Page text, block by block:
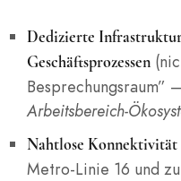
Dedizierte
Geschäftsprozessen
Besprechungsraum”
Arbeitsbereich-
Nahtlose Konnektivität
Metro-Linie 16 und